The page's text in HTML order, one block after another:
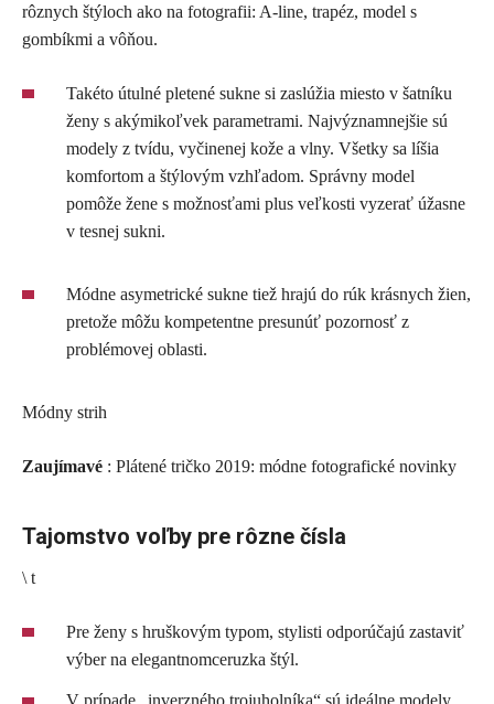
rôznych štýloch ako na fotografii: A-line, trapéz, model s
gombíkmi a vôňou.
Takéto útulné pletené sukne si zaslúžia miesto v šatníku
ženy s akýmikoľvek parametrami. Najvýznamnejšie sú
modely z tvídu, vyčinenej kože a vlny. Všetky sa líšia
komfortom a štýlovým vzhľadom. Správny model
pomôže žene s možnosťami plus veľkosti vyzerať úžasne
v tesnej sukni.
Módne asymetrické sukne tiež hrajú do rúk krásnych žien,
pretože môžu kompetentne presunúť pozornosť z
problémovej oblasti.
Módny strih
Zaujímavé : Plátené tričko 2019: módne fotografické novinky
Tajomstvo voľby pre rôzne čísla
\ t
Pre ženy s hruškovým typom, stylisti odporúčajú zastaviť
výber na elegantnomceruzka štýl.